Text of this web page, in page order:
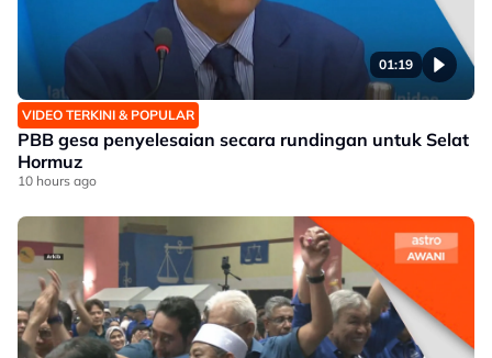
01:19
VIDEO TERKINI & POPULAR
PBB gesa penyelesaian secara rundingan untuk Selat
Hormuz
10 hours ago